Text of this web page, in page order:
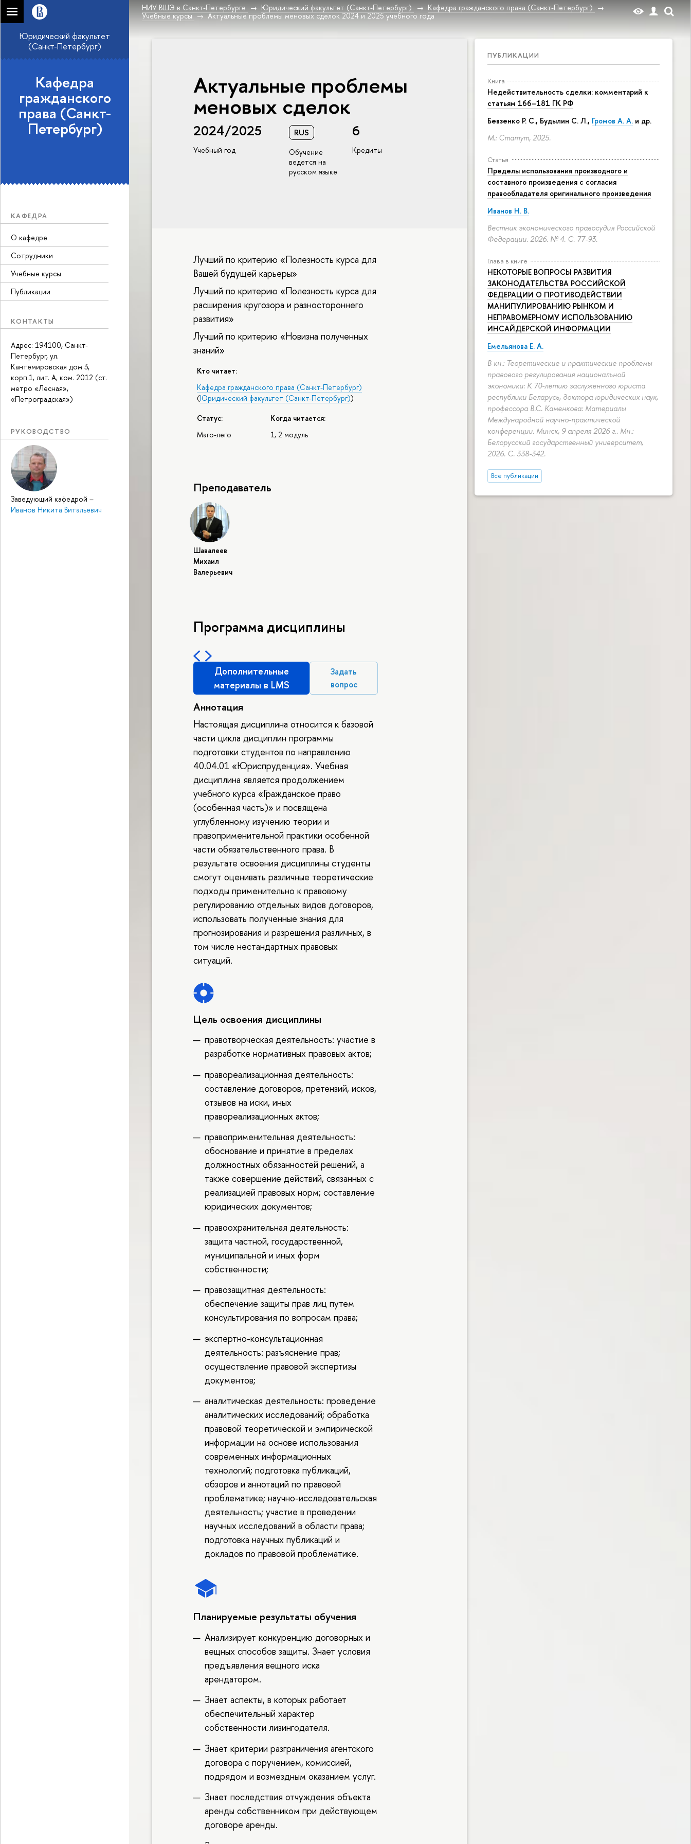
НИУ ВШЭ в Санкт-Петербурге Юридический факультет (Санкт-Петербург)
Кафедра гражданского права (Санкт-Петербург)
Учебные курсы
Актуальные проблемы меновых сделок 2024 и 2025 учебного года
Юридический факультет
(Санкт-Петербург)
Кафедра
гражданского
права (Санкт-
Петербург)
КАФЕДРА
О кафедре
Сотрудники
Учебные курсы
Публикации
КОНТАКТЫ
Адрес: 194100, Санкт-
Петербург, ул.
Кантемировская дом 3,
корп.1, лит. А, ком. 2012 (ст.
метро «Лесная»,
«Петроградская»)
РУКОВОДСТВО
Заведующий кафедрой –
Иванов Никита Витальевич
ПУБЛИКАЦИИ
Книга
Недействительность сделки: комментарий к
статьям 166–181 ГК РФ
Бевзенко Р. С., Будылин С. Л., Громов А. А. и др.
М.: Статут, 2025.
Статья
Пределы использования производного и
составного произведения с согласия
правообладателя оригинального произведения
Иванов Н. В.
Вестник экономического правосудия Российской
Федерации. 2026. № 4. С. 77-93.
Глава в книге
НЕКОТОРЫЕ ВОПРОСЫ РАЗВИТИЯ
ЗАКОНОДАТЕЛЬСТВА РОССИЙСКОЙ
ФЕДЕРАЦИИ О ПРОТИВОДЕЙСТВИИ
МАНИПУЛИРОВАНИЮ РЫНКОМ И
НЕПРАВОМЕРНОМУ ИСПОЛЬЗОВАНИЮ
ИНСАЙДЕРСКОЙ ИНФОРМАЦИИ
Емельянова Е. А.
В кн.: Теоретические и практические проблемы
правового регулирования национальной
экономики: К 70-летию заслуженного юриста
республики Беларусь, доктора юридических наук,
профессора В.С. Каменкова: Материалы
Международной научно-практической
конференции. Минск, 9 апреля 2026 г.. Мн.:
Белорусский государственный университет,
2026. С. 338-342.
Все публикации
Актуальные проблемы
меновых сделок
2024/2025
Учебный год
RUS
Обучение
ведется на
русском языке
6
Кредиты
Лучший по критерию «Полезность курса для
Вашей будущей карьеры»
Лучший по критерию «Полезность курса для
расширения кругозора и разностороннего
развития»
Лучший по критерию «Новизна полученных
знаний»
Кто читает:
Кафедра гражданского права (Санкт-Петербург)
(Юридический факультет (Санкт-Петербург))
Статус:
Маго-лего
Когда читается:
1, 2 модуль
Преподаватель
Шавалеев
Михаил
Валерьевич
Программа дисциплины
Дополнительные
материалы в LMS
Задать
вопрос
Аннотация
Настоящая дисциплина относится к базовой
части цикла дисциплин программы
подготовки студентов по направлению
40.04.01 «Юриспруденция». Учебная
дисциплина является продолжением
учебного курса «Гражданское право
(особенная часть)» и посвящена
углубленному изучению теории и
правоприменительной практики особенной
части обязательственного права. В
результате освоения дисциплины студенты
смогут оценивать различные теоретические
подходы применительно к правовому
регулированию отдельных видов договоров,
использовать полученные знания для
прогнозирования и разрешения различных, в
том числе нестандартных правовых
ситуаций.
Цель освоения дисциплины
правотворческая деятельность: участие в
разработке нормативных правовых актов;
правореализационная деятельность:
составление договоров, претензий, исков,
отзывов на иски, иных
правореализационных актов;
правоприменительная деятельность:
обоснование и принятие в пределах
должностных обязанностей решений, а
также совершение действий, связанных с
реализацией правовых норм; составление
юридических документов;
правоохранительная деятельность:
защита частной, государственной,
муниципальной и иных форм
собственности;
правозащитная деятельность:
обеспечение защиты прав лиц путем
консультирования по вопросам права;
экспертно-консультационная
деятельность: разъяснение прав;
осуществление правовой экспертизы
документов;
аналитическая деятельность: проведение
аналитических исследований; обработка
правовой теоретической и эмпирической
информации на основе использования
современных информационных
технологий; подготовка публикаций,
обзоров и аннотаций по правовой
проблематике; научно-исследовательская
деятельность; участие в проведении
научных исследований в области права;
подготовка научных публикаций и
докладов по правовой проблематике.
Планируемые результаты обучения
Анализирует конкуренцию договорных и
вещных способов защиты. Знает условия
предъявления вещного иска
арендатором.
Знает аспекты, в которых работает
обеспечительный характер
собственности лизингодателя.
Знает критерии разграничения агентского
договора с поручением, комиссией,
подрядом и возмездным оказанием услуг.
Знает последствия отчуждения объекта
аренды собственником при действующем
договоре аренды.